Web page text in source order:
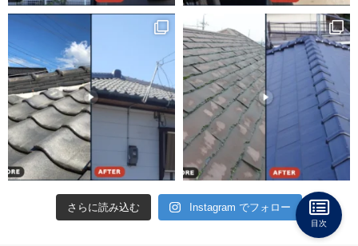
さらに読み込む Instagram でフォロー
目次